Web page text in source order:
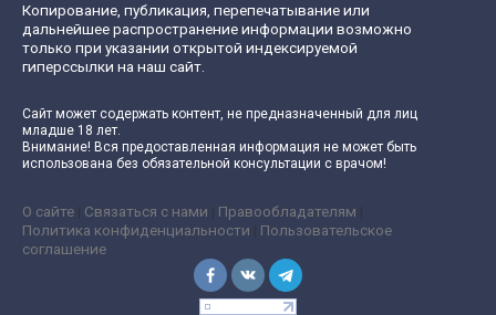
Копирование, публикация, перепечатывание или
дальнейшее распространение информации возможно
только при указании открытой индексируемой
гиперссылки на наш сайт.
Сайт может содержать контент, не предназначенный для лиц
младше 18 лет.
Внимание! Вся предоставленная информация не может быть
использована без обязательной консультации с врачом!
О сайте | Связаться с нами | Правообладателям |
Политика конфиденциальности | Пользовательское
соглашение